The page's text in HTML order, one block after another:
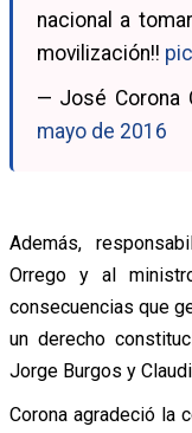
nacional a
movilización!!
— José Corona
mayo de 2016
Además,
Orrego y al
consecuencias que
un derecho
Jorge Burgos y
Corona agradeció la